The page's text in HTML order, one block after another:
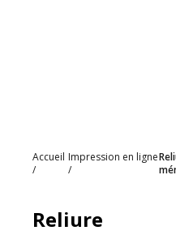
Accueil Impression en ligne
Reliure